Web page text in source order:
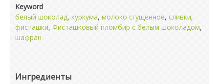
Keyword
белый шоколад, куркума, молоко сгущённое, сливки,
фисташки, Фисташковый пломбир с белым шоколадом,
шафран
Ингредиенты